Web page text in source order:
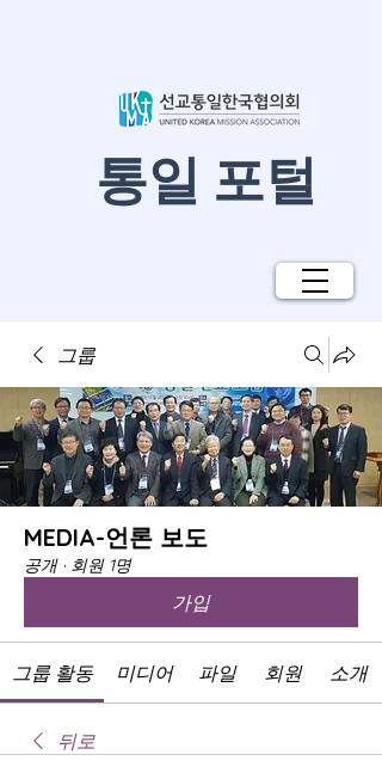
​통일 포털
그룹
MEDIA-언론 보도
공개 · 회원 1명
가입
그룹 활동 미디어 파일 회원 소개
뒤로